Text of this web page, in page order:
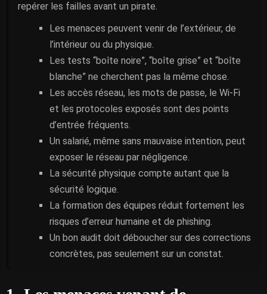
repérer les failles avant un pirate.
Les menaces peuvent venir de l’extérieur, de
l’intérieur ou du physique.
Les tests “boîte noire”, “boîte grise” et “boîte
blanche” ne cherchent pas la même chose.
Les accès réseau, les mots de passe, le Wi-Fi
et les protocoles exposés sont des points
d’entrée fréquents.
Un salarié, même sans mauvaise intention, peut
exposer le réseau par négligence.
La sécurité physique compte autant que la
sécurité logique.
La formation des équipes réduit fortement les
risques d’erreur humaine et de phishing.
Un bon audit doit déboucher sur des corrections
concrètes, pas seulement sur un constat.